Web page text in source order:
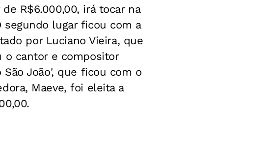
R$6.000,00, irá tocar na
lugar ficou com a
por Luciano Vieira, que
o cantor e compositor
São João', que ficou com o
Maeve, foi eleita a